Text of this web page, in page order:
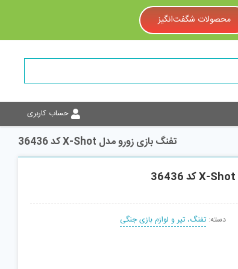
محصولات شگفت‌انگیز
حساب کاربری
تفنگ بازی زورو مدل X-Shot کد 36436
دسته: تفنگ، تیر و لوازم بازی جنگی